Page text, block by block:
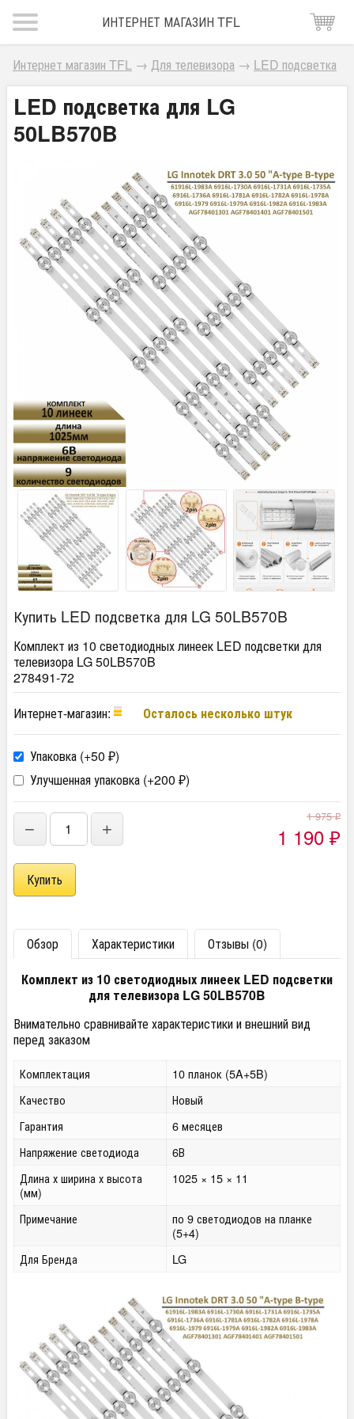
ИНТЕРНЕТ МАГАЗИН TFL
Интернет магазин TFL → Для телевизора → LED подсветка
LED подсветка для LG
50LB570B
Купить LED подсветка для LG 50LB570B
Комплект из 10 светодиодных линеек LED подсветки для
телевизора LG 50LB570B
278491-72
Интернет-магазин:
Осталось несколько штук
Упаковка (+50 ₽)
Улучшенная упаковка (+200 ₽)
− +
1 975₽
1 190 ₽
Обзор Характеристики
Отзывы (0)
Комплект из 10 светодиодных линеек LED подсветки
для телевизора LG 50LB570B
Внимательно сравнивайте характеристики и внешний вид
перед заказом
Комплектация
10 планок (5A+5B)
Качество
Новый
Гарантия
6 месяцев
Напряжение светодиода
6В
Длина х ширина х высота
(мм)
1025 × 15 × 11
Примечание
по 9 светодиодов на планке
(5+4)
Для Бренда
LG